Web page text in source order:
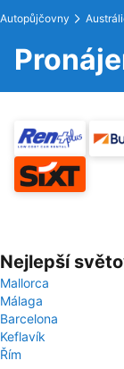
Autopůjčovny
Nejlepší
Mallorca
Málaga
Barcelona
Keflavík
Řím